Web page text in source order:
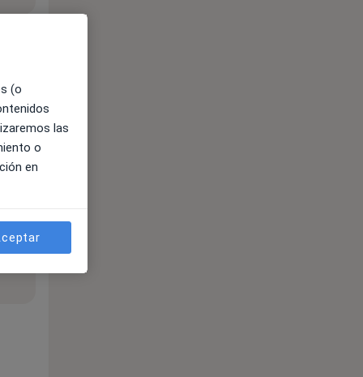
(o
las
o
en